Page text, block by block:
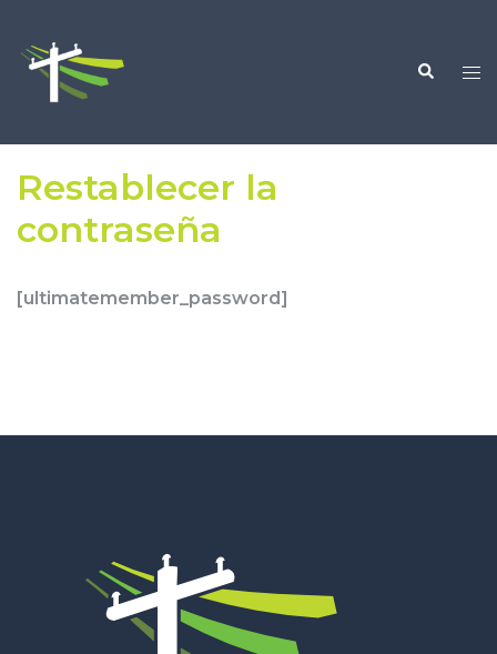
Restablecer la
contraseña
[ultimatemember_password]